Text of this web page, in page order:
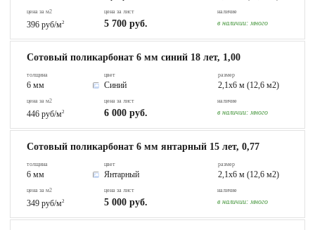
цена за м2
396 руб/м2
цена за лист
5 700 руб.
наличие
в наличии: много
Сотовый поликарбонат 6 мм синий 18 лет, 1,00
толщина
6 мм
цвет
Синий
размер
2,1х6 м (12,6 м2)
цена за м2
446 руб/м2
цена за лист
6 000 руб.
наличие
в наличии: много
Сотовый поликарбонат 6 мм янтарный 15 лет, 0,77
толщина
6 мм
цвет
Янтарный
размер
2,1х6 м (12,6 м2)
цена за м2
349 руб/м2
цена за лист
5 000 руб.
наличие
в наличии: много